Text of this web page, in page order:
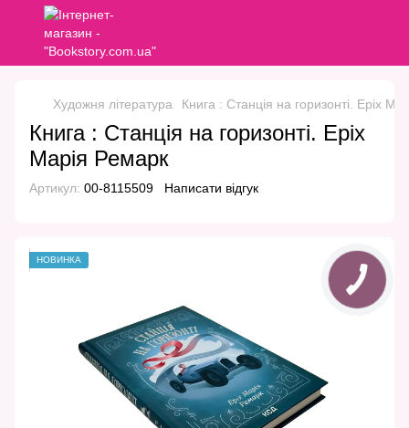
Художня література Книга : Станція на горизонті. Еріх
Книга : Станція на горизонті. Еріх
Марія Ремарк
Артикул: 00-8115509 Написати відгук
НОВИНКА